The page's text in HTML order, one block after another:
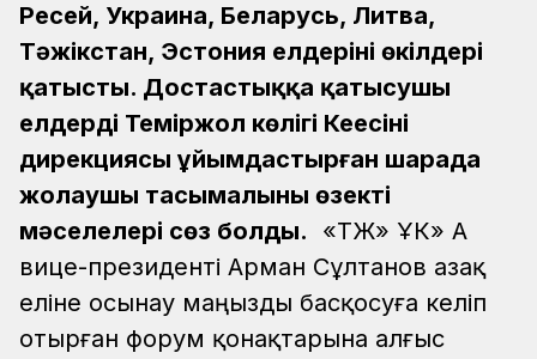
Ресей, Украина, Беларусь, Литва,
Тәжікстан, Эстония елдерінің өкілдері
қатысты. Достастыққа қатысушы
елдердің Теміржол көлігі Кеңесінің
дирекциясы ұйымдастырған шарада
жолаушы тасымалының өзекті
мәселелері сөз болды.
«ҚТЖ» ҰК» АҚ
вице-президенті Арман Сұлтанов Қазақ
еліне осынау маңызды басқосуға келіп
отырған форум қонақтарына алғыс